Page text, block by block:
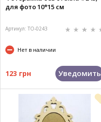
для фото 10*15 см
Артикул: TO-0243
Нет в наличии
123 грн Уведомить